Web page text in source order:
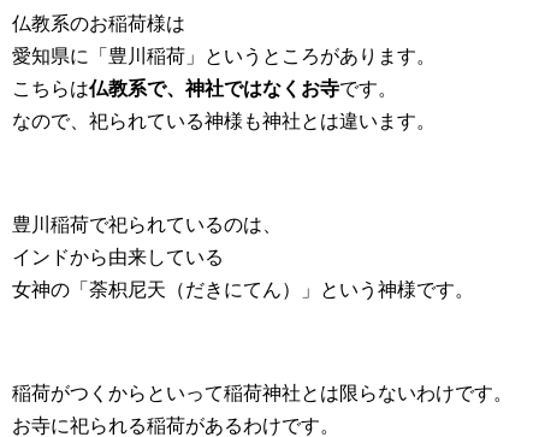
仏教系のお稲荷様は
愛知県に「豊川稲荷」というところがあります。
こちらは仏教系で、神社ではなくお寺です。
なので、祀られている神様も神社とは違います。
豊川稲荷で祀られているのは、
インドから由来している
女神の「 荼枳尼天（だきにてん）」という神様です。
稲荷がつくからといって稲荷神社とは限らないわけです。
お寺に祀られる稲荷があるわけです。